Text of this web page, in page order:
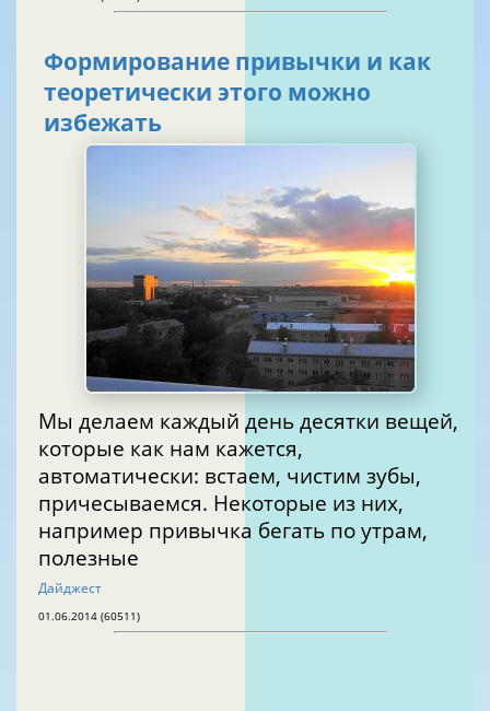
Формирование привычки и как
теоретически этого можно
избежать
Мы делаем каждый день десятки вещей,
которые как нам кажется,
автоматически: встаем, чистим зубы,
причесываемся. Некоторые из них,
например привычка бегать по утрам,
полезные
Дайджест
01.06.2014 (60511)